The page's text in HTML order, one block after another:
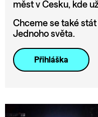
měst v Česku, kde
Chceme se také
Jednoho světa.
Přihláška